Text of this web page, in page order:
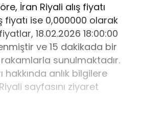
İran Riyali alış fiyatı
fiyatı ise 0,000000 olarak
18.02.2026 18:00:00
ve 15 dakikada bir
sunulmaktadır.
hakkında anlık bilgilere
sayfasını ziyaret